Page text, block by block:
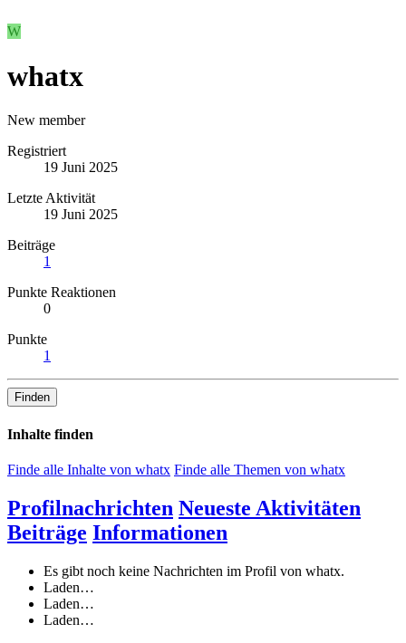
W
whatx
New member
Registriert
19 Juni 2025
Letzte Aktivität
19 Juni 2025
Beiträge
1
Punkte Reaktionen
0
Punkte
1
Finden
Inhalte finden
Finde alle Inhalte von whatx Finde alle Themen von whatx
Profilnachrichten Neueste Aktivitäten
Beiträge Informationen
Es gibt noch keine Nachrichten im Profil von whatx.
Laden…
Laden…
Laden…